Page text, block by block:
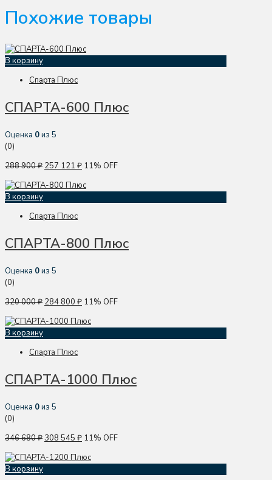
Похожие товары
В корзину
Спарта Плюс
СПАРТА-600 Плюс
Оценка 0из 5
(0)
288 900₽ 257 121 ₽ 11% OFF
В корзину
Спарта Плюс
СПАРТА-800 Плюс
Оценка 0из 5
(0)
320 000₽ 284 800 ₽ 11% OFF
В корзину
Спарта Плюс
СПАРТА-1000 Плюс
Оценка 0из 5
(0)
346 680₽308 545 ₽ 11% OFF
В корзину